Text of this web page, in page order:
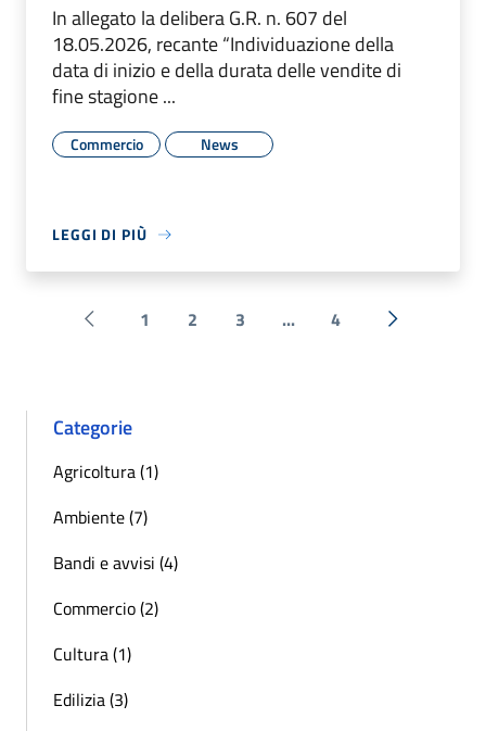
In allegato la delibera G.R. n. 607 del
18.05.2026, recante “Individuazione della
data di inizio e della durata delle vendite di
fine stagione ...
Commercio News
LEGGI DI PIÙ
Pagina precedente
1 2 3 ... 4 Successiva
Categorie
Agricoltura (1)
Ambiente (7)
Bandi e avvisi (4)
Commercio (2)
Cultura (1)
Edilizia (3)